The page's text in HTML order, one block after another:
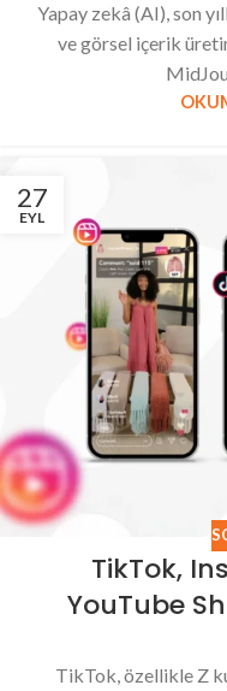
Yapay zekâ (AI), son
ve görsel içerik
27
EYL
TikTok,
YouTube
TikTok, özellikle Z